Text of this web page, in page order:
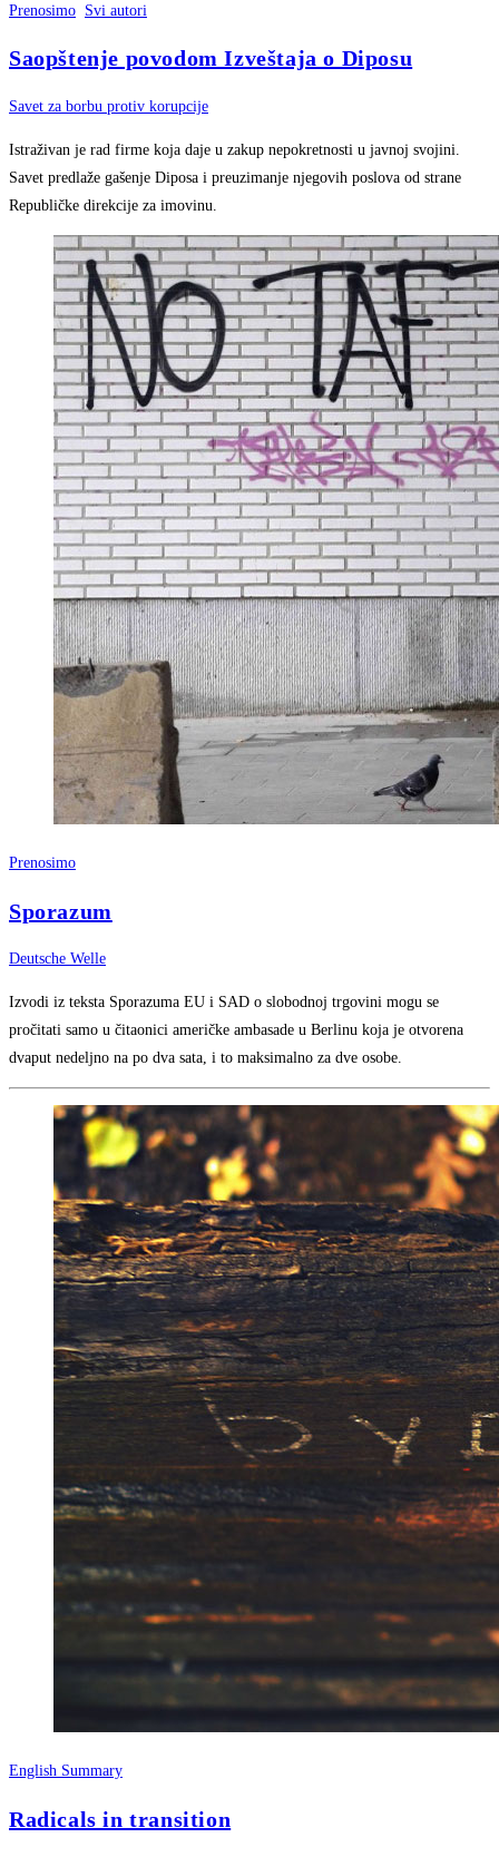
Prenosimo Svi autori
Saopštenje povodom Izveštaja o Diposu
Savet za borbu protiv korupcije
Istraživan je rad firme koja daje u zakup nepokretnosti u javnoj svojini.
Savet predlaže gašenje Diposa i preuzimanje njegovih poslova od strane
Republičke direkcije za imovinu.
Prenosimo
Sporazum
Deutsche Welle
Izvodi iz teksta Sporazuma EU i SAD o slobodnoj trgovini mogu se
pročitati samo u čitaonici američke ambasade u Berlinu koja je otvorena
dvaput nedeljno na po dva sata, i to maksimalno za dve osobe.
English Summary
Radicals in transition